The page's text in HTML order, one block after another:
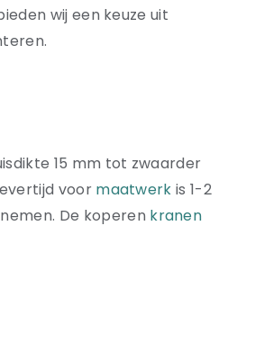
wij een keuze uit
15 mm tot zwaarder
voor maatwerk is 1-2
De koperen kranen